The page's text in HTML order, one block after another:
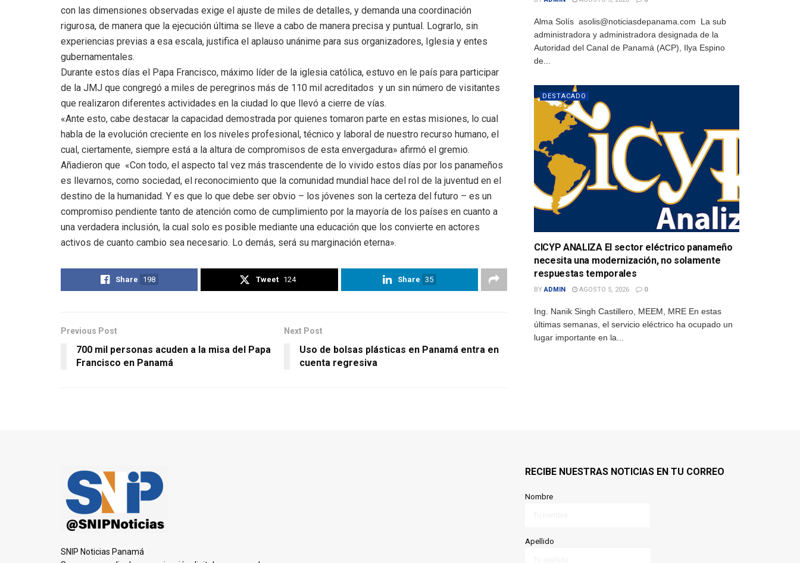
con las dimensiones observadas exige el ajuste de miles de detalles, y demanda una coordinación
rigurosa, de manera que la ejecución última se lleve a cabo de manera precisa y puntual. Lograrlo, sin
experiencias previas a esa escala, justifica el aplauso unánime para sus organizadores, Iglesia y entes
gubernamentales.
Durante estos días el Papa Francisco, máximo líder de la iglesia católica, estuvo en le país para participar
de la JMJ que congregó a miles de peregrinos más de 110 mil acreditados y un sin número de visitantes
que realizaron diferentes actividades en la ciudad lo que llevó a cierre de vías.
«Ante esto, cabe destacar la capacidad demostrada por quienes tomaron parte en estas misiones, lo cual
habla de la evolución creciente en los niveles profesional, técnico y laboral de nuestro recurso humano, el
cual, ciertamente, siempre está a la altura de compromisos de esta envergadura» afirmó el gremio.
Añadieron que «Con todo, el aspecto tal vez más trascendente de lo vivido estos días por los panameños
es llevarnos, como sociedad, el reconocimiento que la comunidad mundial hace del rol de la juventud en el
destino de la humanidad. Y es que lo que debe ser obvio – los jóvenes son la certeza del futuro – es un
compromiso pendiente tanto de atención como de cumplimiento por la mayoría de los países en cuanto a
una verdadera inclusión, la cual solo es posible mediante una educación que los convierte en actores
activos de cuanto cambio sea necesario. Lo demás, será su marginación eterna».
Share 198 Tweet 124 Share 35
Previous Post
700 mil personas acuden a la misa del Papa
Francisco en Panamá
Next Post
Uso de bolsas plásticas en Panamá entra en
cuenta regresiva
Alma Solís asolis@noticiasdepanama.com La sub
administradora y administradora designada de la
Autoridad del Canal de Panamá (ACP), Ilya Espino
de...
DESTACADO
CICYP ANALIZA El sector eléctrico panameño
necesita una modernización, no solamente
respuestas temporales
BY ADMIN AGOSTO 5, 2026 0
Ing. Nanik Singh Castillero, MEEM, MRE En estas
últimas semanas, el servicio eléctrico ha ocupado un
lugar importante en la...
SNIP Noticias Panamá
RECIBE NUESTRAS NOTICIAS EN TU CORREO
Nombre
Apellido